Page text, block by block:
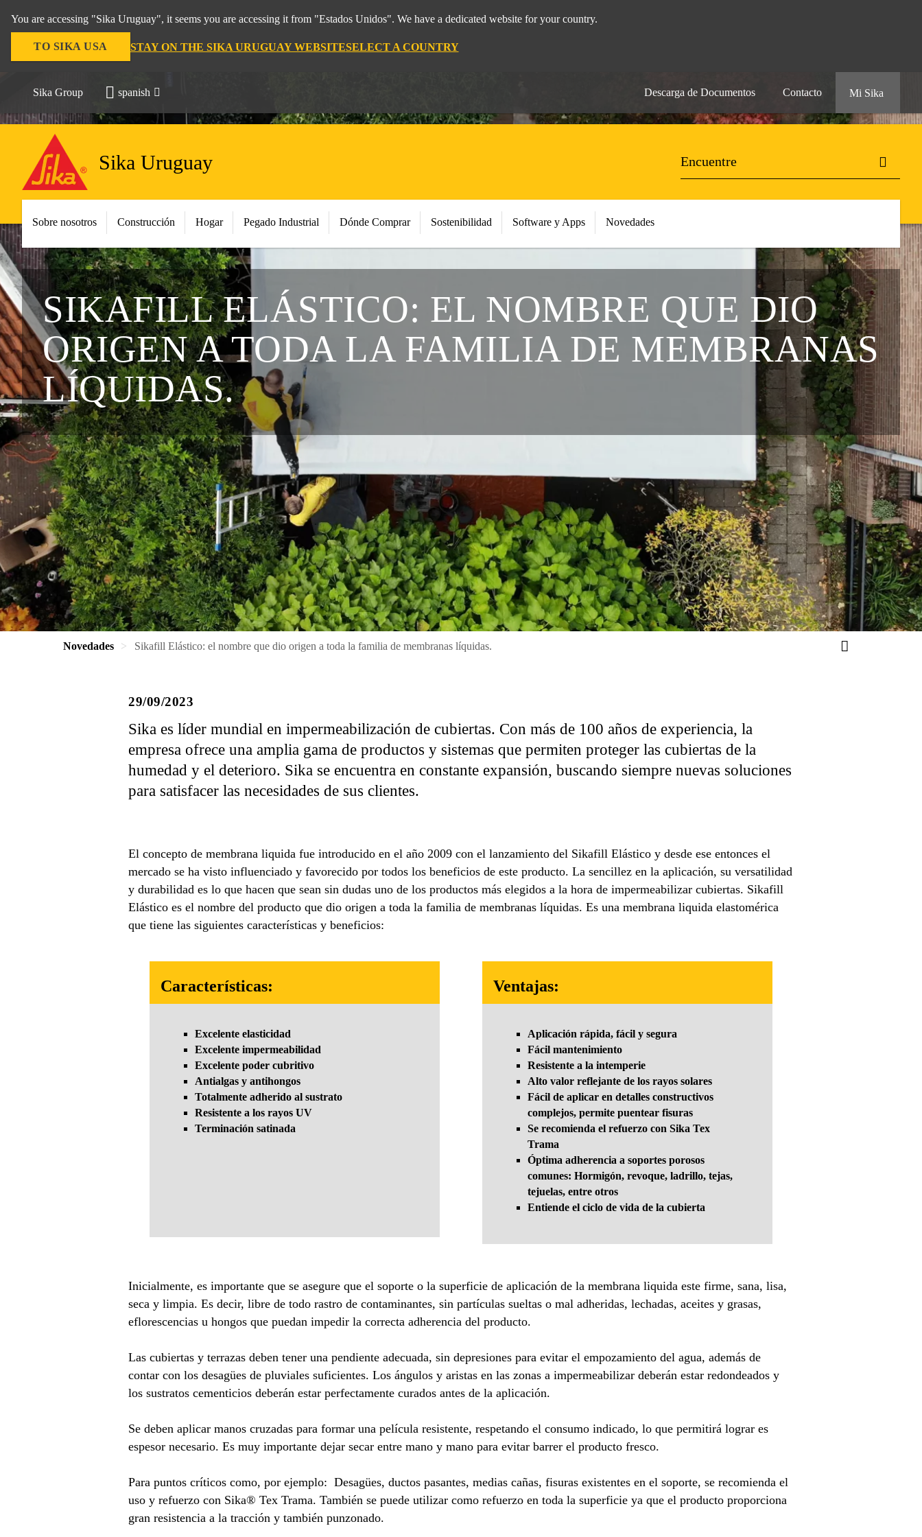
You are accessing "Sika Uruguay", it seems you are accessing it from "Estados Unidos". We have a dedicated website for your country.
TO SIKA USA STAY ON THE SIKA URUGUAY WEBSITESELECT A COUNTRY
Sika Group spanish Descarga de Documentos Contacto Mi Sika
Sika Uruguay
Sobre nosotros Construcción Hogar Pegado Industrial Dónde Comprar Sostenibilidad Software y Apps Novedades
SIKAFILL ELÁSTICO: EL NOMBRE QUE DIO
ORIGEN A TODA LA FAMILIA DE MEMBRANAS
LÍQUIDAS.
Novedades Sikafill Elástico: el nombre que dio origen a toda la familia de membranas líquidas.
29/09/2023
Sika es líder mundial en impermeabilización de cubiertas. Con más de 100 años de experiencia, la
empresa ofrece una amplia gama de productos y sistemas que permiten proteger las cubiertas de la
humedad y el deterioro. Sika se encuentra en constante expansión, buscando siempre nuevas soluciones
para satisfacer las necesidades de sus clientes.
El concepto de membrana liquida fue introducido en el año 2009 con el lanzamiento del Sikafill Elástico y desde ese entonces el
mercado se ha visto influenciado y favorecido por todos los beneficios de este producto. La sencillez en la aplicación, su versatilidad
y durabilidad es lo que hacen que sean sin dudas uno de los productos más elegidos a la hora de impermeabilizar cubiertas. Sikafill
Elástico es el nombre del producto que dio origen a toda la familia de membranas líquidas. Es una membrana liquida elastomérica
que tiene las siguientes características y beneficios:
Características:
Excelente elasticidad
Excelente impermeabilidad
Excelente poder cubritivo
Antialgas y antihongos
Totalmente adherido al sustrato
Resistente a los rayos UV
Terminación satinada
Ventajas:
Aplicación rápida, fácil y segura
Fácil mantenimiento
Resistente a la intemperie
Alto valor reflejante de los rayos solares
Fácil de aplicar en detalles constructivos
complejos, permite puentear fisuras
Se recomienda el refuerzo con Sika Tex
Trama
Óptima adherencia a soportes porosos
comunes: Hormigón, revoque, ladrillo, tejas,
tejuelas, entre otros
Entiende el ciclo de vida de la cubierta
Inicialmente, es importante que se asegure que el soporte o la superficie de aplicación de la membrana liquida este firme, sana, lisa,
seca y limpia. Es decir, libre de todo rastro de contaminantes, sin partículas sueltas o mal adheridas, lechadas, aceites y grasas,
eflorescencias u hongos que puedan impedir la correcta adherencia del producto.
Las cubiertas y terrazas deben tener una pendiente adecuada, sin depresiones para evitar el empozamiento del agua, además de
contar con los desagües de pluviales suficientes. Los ángulos y aristas en las zonas a impermeabilizar deberán estar redondeados y
los sustratos cementicios deberán estar perfectamente curados antes de la aplicación.
Se deben aplicar manos cruzadas para formar una película resistente, respetando el consumo indicado, lo que permitirá lograr es
espesor necesario. Es muy importante dejar secar entre mano y mano para evitar barrer el producto fresco.
Para puntos críticos como, por ejemplo: Desagües, ductos pasantes, medias cañas, fisuras existentes en el soporte, se recomienda el
uso y refuerzo con Sika® Tex Trama. También se puede utilizar como refuerzo en toda la superficie ya que el producto proporciona
gran resistencia a la tracción y también punzonado.